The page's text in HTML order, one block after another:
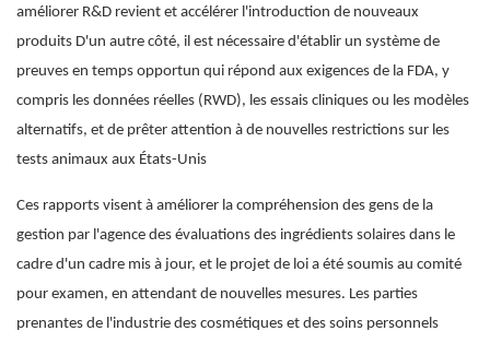
améliorer R&D revient et accélérer l'introduction de nouveaux
produits D'un autre côté, il est nécessaire d'établir un système de
preuves en temps opportun qui répond aux exigences de la FDA, y
compris les données réelles (RWD), les essais cliniques ou les modèles
alternatifs, et de prêter attention à de nouvelles restrictions sur les
tests animaux aux États-Unis
Ces rapports visent à améliorer la compréhension des gens de la
gestion par l'agence des évaluations des ingrédients solaires dans le
cadre d'un cadre mis à jour, et le projet de loi a été soumis au comité
pour examen, en attendant de nouvelles mesures. Les parties
prenantes de l'industrie des cosmétiques et des soins personnels